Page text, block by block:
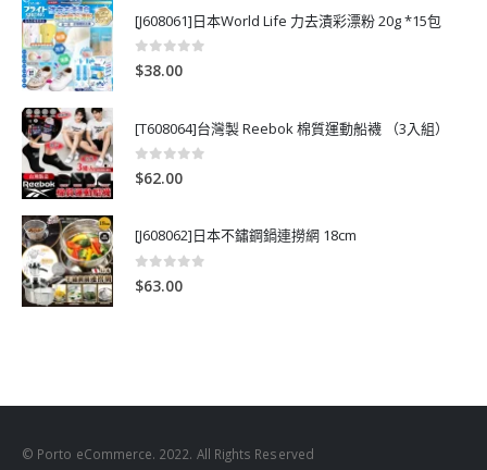
[J608061]日本World Life 力去漬彩漂粉 20g *15包
0out of 5
$38.00
[T608064]台灣製 Reebok 棉質運動船襪 （3入組）
0 out of 5
$62.00
[J608062]日本不鏽鋼鍋連撈網 18cm
0 out of 5
$63.00
© Porto eCommerce. 2022. All Rights Reserved